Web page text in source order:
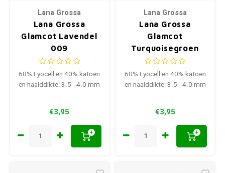
Lana Grossa
Lana Grossa
Glamcot Lavendel
009
60% Lyocell en 40% katoen
en naalddikte: 3.5 - 4.0 mm
€3,95
+
Lana Grossa
Lana Grossa
Glamcot
Turquoisegroen
014
60% Lyocell en 40% katoen
en naalddikte: 3.5 - 4.0 mm
€3,95
+